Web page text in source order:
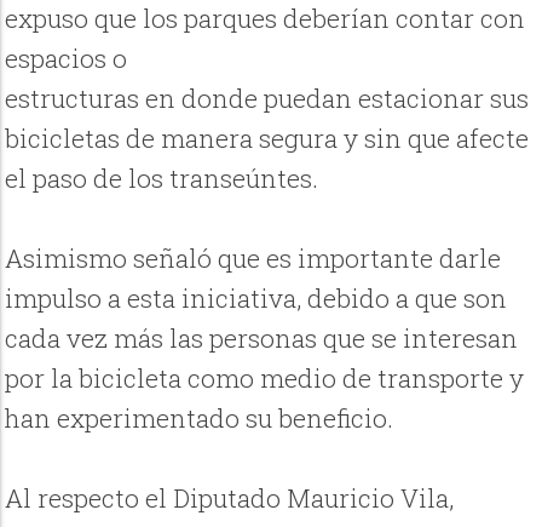
expuso que los parques deberían contar con
espacios o
estructuras en donde puedan estacionar sus
bicicletas de manera segura y sin que afecte
el paso de los transeúntes.
Asimismo señaló que es importante darle
impulso a esta iniciativa, debido a que son
cada vez más las personas que se interesan
por la bicicleta como medio de transporte y
han experimentado su beneficio.
Al respecto el Diputado Mauricio Vila,